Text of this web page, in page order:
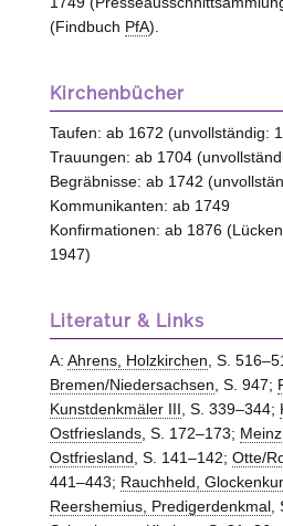
(Findbuch PfA).
Kirchenbücher
Taufen: ab 1672 (unvollständig:
Trauungen: ab 1704
Begräbnisse: ab 1742
Kommunikanten: ab 1749
Konfirmationen: ab 1876
1947)
Literatur & Links
A: Ahrens, Holzkirchen, S.
Bremen/Niedersachsen, S. 947;
Kunstdenkmäler III, S. 339–344;
Ostfrieslands, S. 172–173;
Ostfriesland, S. 141–142; Otte/
441–443; Rauchheld,
Reershemius, Predigerdenkmal,